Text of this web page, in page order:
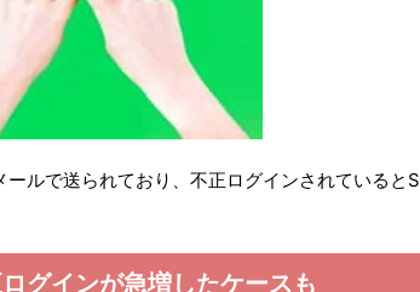
ルで送られており、不正ログインされていると
グインが急増したケースも